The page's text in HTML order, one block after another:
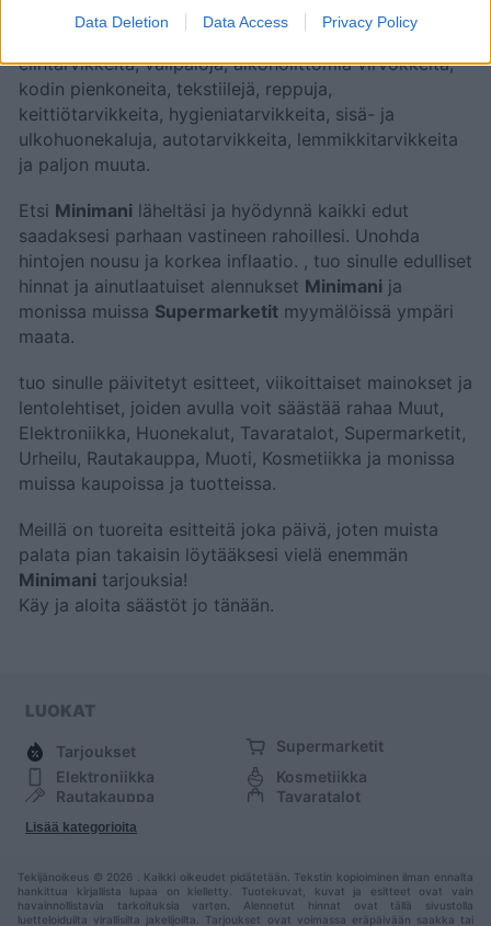
Data Deletion Data Access Privacy Policy
Valikoimaan kuuluu muun muassa kasviksia ja
hedelmiä, lihaa ja kalaa, maitotuotteita, pakastettuja
elintarvikkeita, välipaloja, alkoholittomia virvokkeita,
kodin pienkoneita, tekstiilejä, reppuja,
keittiötarvikkeita, hygieniatarvikkeita, sisä- ja
ulkohuonekaluja, autotarvikkeita, lemmikkitarvikkeita
ja paljon muuta.
Etsi Minimani läheltäsi ja hyödynnä kaikki edut
saadaksesi parhaan vastineen rahoillesi. Unohda
hintojen nousu ja korkea inflaatio. , tuo sinulle edulliset
hinnat ja ainutlaatuiset alennukset Minimani ja
monissa muissa Supermarketit myymälöissä ympäri
maata.
tuo sinulle päivitetyt esitteet, viikoittaiset mainokset ja
lentolehtiset, joiden avulla voit säästää rahaa Muut,
Elektroniikka, Huonekalut, Tavaratalot, Supermarketit,
Urheilu, Rautakauppa, Muoti, Kosmetiikka ja monissa
muissa kaupoissa ja tuotteissa.
Meillä on tuoreita esitteitä joka päivä, joten muista
palata pian takaisin löytääksesi vielä enemmän
Minimani tarjouksia!
Käy ja aloita säästöt jo tänään.
LUOKAT
Tarjoukset
Supermarketit
Elektroniikka
Kosmetiikka
Rautakauppa
Tavaratalot
Urheilu
Lisää kategorioita
Tekijänoikeus © 2026 . Kaikki oikeudet pidätetään. Tekstin kopioiminen ilman ennalta
hankittua kirjallista lupaa on kielletty. Tuotekuvat, kuvat ja esitteet ovat vain
havainnollistavia tarkoituksia varten. Alennetut hinnat ovat tällä sivustolla
luetteloiduilta virallisilta jakelijoilta. Tarjoukset ovat voimassa eräpäivään saakka tai